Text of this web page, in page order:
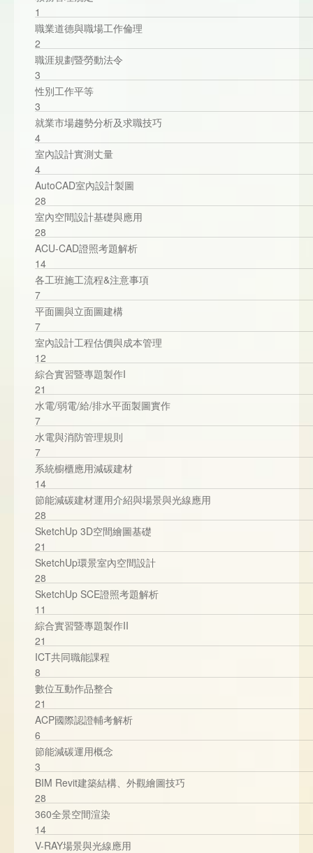
1
職業道德與職場工作倫理
2
職涯規劃暨勞動法令
3
性別工作平等
3
就業市場趨勢分析及求職技巧
4
室內設計實測丈量
4
AutoCAD室內設計製圖
28
室內空間設計基礎與應用
28
ACU-CAD證照考題解析
14
各工班施工流程&注意事項
7
平面圖與立面圖建構
7
室內設計工程估價與成本管理
12
綜合實習暨專題製作I
21
水電/弱電/給/排水平面製圖實作
7
水電與消防管理規則
7
系統櫥櫃應用減碳建材
14
節能減碳建材運用介紹與場景與光線應用
28
SketchUp 3D空間繪圖基礎
21
SketchUp環景室內空間設計
28
SketchUp SCE證照考題解析
11
綜合實習暨專題製作II
21
ICT共同職能課程
8
數位互動作品整合
21
ACP國際認證輔考解析
6
節能減碳運用概念
3
BIM Revit建築結構、外觀繪圖技巧
28
360全景空間渲染
14
V-RAY場景與光線應用